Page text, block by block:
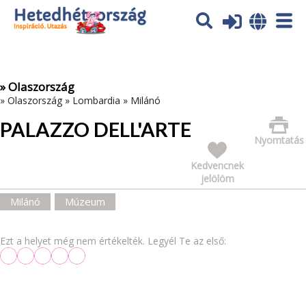
Az oldal sütiket (cookies) használ. További tájékoztatás itt:
Adatvédelmi tájékoztató
» Olaszország
» Olaszország » Lombardia » Milánó
PALAZZO DELL'ARTE
Nyomtatás
Kedvencnek
jelölöm
Milánó Múzeum
Ezt a helyet még nem értékelték. Legyél Te az első: